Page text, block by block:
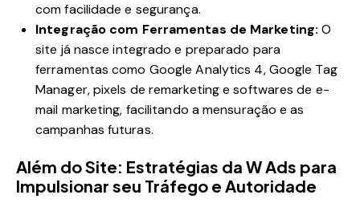
com facilidade e segurança.
Integração com Ferramentas de Marketing: O
site já nasce integrado e preparado para
ferramentas como Google Analytics 4, Google Tag
Manager, pixels de remarketing e softwares de e-
mail marketing, facilitando a mensuração e as
campanhas futuras.
Além do Site: Estratégias da W Ads para
Impulsionar seu Tráfego e Autoridade